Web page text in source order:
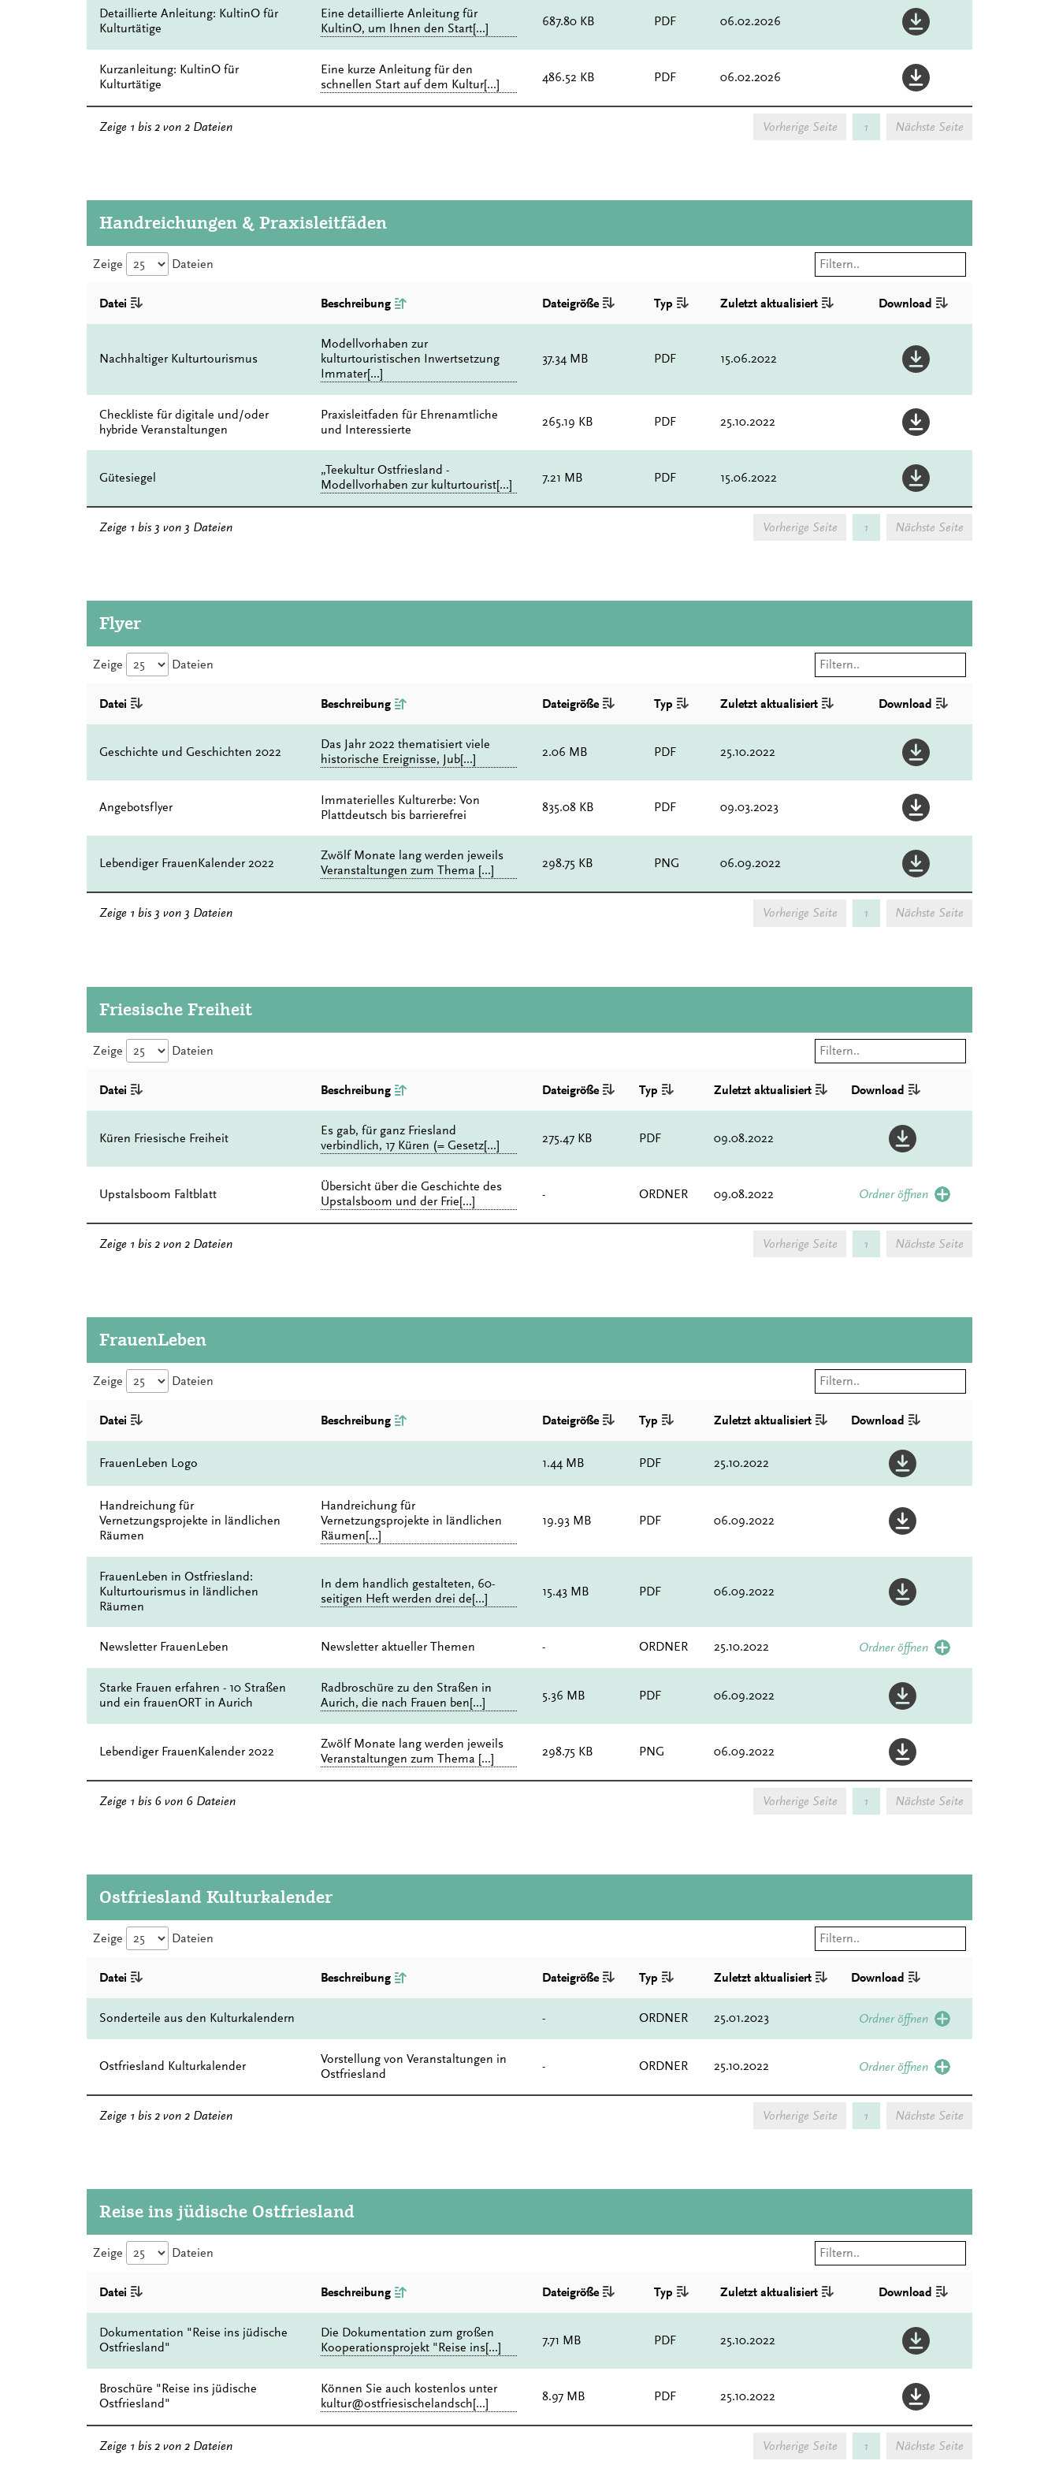
Detaillierte Anleitung: KultinO für
Kulturtätige
Eine detaillierte Anleitung für
KultinO, um Ihnen den Start[...]
687.80 KB PDF 06.02.2026
Kurzanleitung: KultinO für
Kulturtätige
Eine kurze Anleitung für den
schnellen Start auf dem Kultur[...]
486.52 KB PDF 06.02.2026
Zeige 1 bis 2 von 2 Dateien Vorherige Seite 1 Nächste Seite
Handreichungen & Praxisleitfäden
Zeige Dateien
Datei Beschreibung Dateigröße Typ Zuletzt aktualisiert Download
Nachhaltiger Kulturtourismus
Modellvorhaben zur
kulturtouristischen Inwertsetzung
Immater[...]
37.34 MB PDF 15.06.2022
Checkliste für digitale und/oder
hybride Veranstaltungen
Praxisleitfaden für Ehrenamtliche
und Interessierte
265.19 KB PDF 25.10.2022
Gütesiegel
„Teekultur Ostfriesland -
Modellvorhaben zur kulturtourist[...]
7.21 MB PDF 15.06.2022
Zeige 1 bis 3 von 3 Dateien Vorherige Seite 1 Nächste Seite
Flyer
Zeige Dateien
Datei Beschreibung Dateigröße Typ Zuletzt aktualisiert Download
Geschichte und Geschichten 2022
Das Jahr 2022 thematisiert viele
historische Ereignisse, Jub[...]
2.06 MB PDF 25.10.2022
Angebotsflyer
Immaterielles Kulturerbe: Von
Plattdeutsch bis barrierefrei
835.08 KB PDF 09.03.2023
Lebendiger FrauenKalender 2022
Zwölf Monate lang werden jeweils
Veranstaltungen zum Thema [...]
298.75 KB PNG 06.09.2022
Zeige 1 bis 3 von 3 Dateien Vorherige Seite 1 Nächste Seite
Friesische Freiheit
Zeige Dateien
Datei Beschreibung Dateigröße Typ Zuletzt aktualisiert Download
Küren Friesische Freiheit
Es gab, für ganz Friesland
verbindlich, 17 Küren (= Gesetz[...]
275.47 KB PDF 09.08.2022
Upstalsboom Faltblatt
Übersicht über die Geschichte des
Upstalsboom und der Frie[...]
- ORDNER 09.08.2022 Ordner öffnen
Zeige 1 bis 2 von 2 Dateien Vorherige Seite 1 Nächste Seite
FrauenLeben
Zeige Dateien
Datei Beschreibung Dateigröße Typ Zuletzt aktualisiert Download
FrauenLeben Logo 1.44 MB PDF 25.10.2022
Handreichung für
Vernetzungsprojekte in ländlichen
Räumen
Handreichung für
Vernetzungsprojekte in ländlichen
Räumen[...]
19.93 MB PDF 06.09.2022
FrauenLeben in Ostfriesland:
Kulturtourismus in ländlichen
Räumen
In dem handlich gestalteten, 60-
seitigen Heft werden drei de[...]
15.43 MB PDF 06.09.2022
Newsletter FrauenLeben Newsletter aktueller Themen - ORDNER 25.10.2022 Ordner öffnen
Starke Frauen erfahren - 10 Straßen
und ein frauenORT in Aurich
Radbroschüre zu den Straßen in
Aurich, die nach Frauen ben[...]
5.36 MB PDF 06.09.2022
Lebendiger FrauenKalender 2022
Zwölf Monate lang werden jeweils
Veranstaltungen zum Thema [...]
298.75 KB PNG 06.09.2022
Zeige 1 bis 6 von 6 Dateien Vorherige Seite 1 Nächste Seite
Ostfriesland Kulturkalender
Zeige Dateien
Datei Beschreibung Dateigröße Typ Zuletzt aktualisiert Download
Sonderteile aus den Kulturkalendern - ORDNER 25.01.2023 Ordner öffnen
Ostfriesland Kulturkalender
Vorstellung von Veranstaltungen in
Ostfriesland
- ORDNER 25.10.2022 Ordner öffnen
Zeige 1 bis 2 von 2 Dateien Vorherige Seite 1 Nächste Seite
Reise ins jüdische Ostfriesland
Zeige Dateien
Datei Beschreibung Dateigröße Typ Zuletzt aktualisiert Download
Dokumentation "Reise ins jüdische
Ostfriesland"
Die Dokumentation zum großen
Kooperationsprojekt "Reise ins[...]
7.71 MB PDF 25.10.2022
Broschüre "Reise ins jüdische
Ostfriesland"
Können Sie auch kostenlos unter
kultur@ostfriesischelandsch[...]
8.97 MB PDF 25.10.2022
Zeige 1 bis 2 von 2 Dateien Vorherige Seite 1 Nächste Seite